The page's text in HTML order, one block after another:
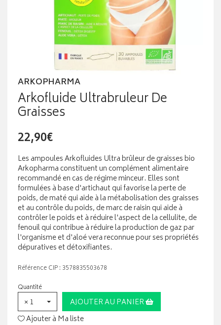
ARKOPHARMA
Arkofluide Ultrabruleur De
Graisses
22,90€
Les ampoules Arkofluides Ultra brûleur de graisses bio
Arkopharma constituent un complément alimentaire
recommandé en cas de régime minceur. Elles sont
formulées à base d'artichaut qui favorise la perte de
poids, de maté qui aide à la métabolisation des graisses
et au contrôle du poids, de marc de raisin qui aide à
contrôler le poids et à réduire l'aspect de la cellulite, de
fenouil qui contribue à réduire la production de gaz par
l'organisme et d'aloé vera reconnue pour ses propriétés
dépuratives et détoxifiantes.
Référence CIP : 3578835503678
Quantité
× 1
AJOUTER AU PANIER
Ajouter à Ma liste